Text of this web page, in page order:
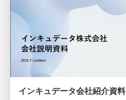
インキュデータ会社紹介資料